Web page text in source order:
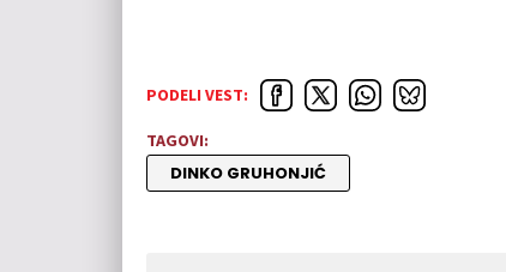
PODELI VEST:
TAGOVI:
DINKO GRUHONJIĆ